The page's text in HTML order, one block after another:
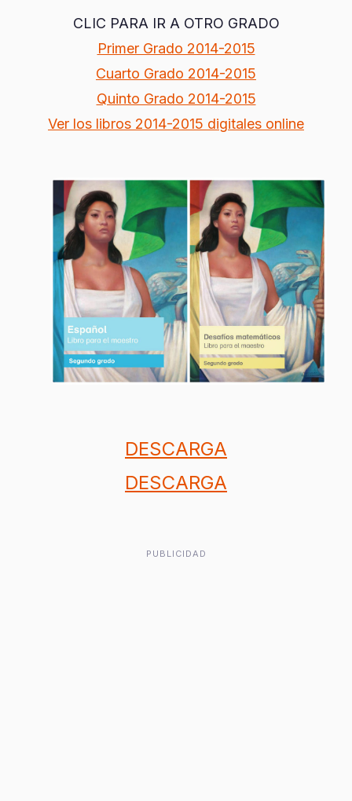
CLIC PARA IR A OTRO GRADO
Primer Grado 2014-2015
Cuarto Grado 2014-2015
Quinto Grado 2014-2015
Ver los libros 2014-2015 digitales online
DESCARGA
DESCARGA
PUBLICIDAD